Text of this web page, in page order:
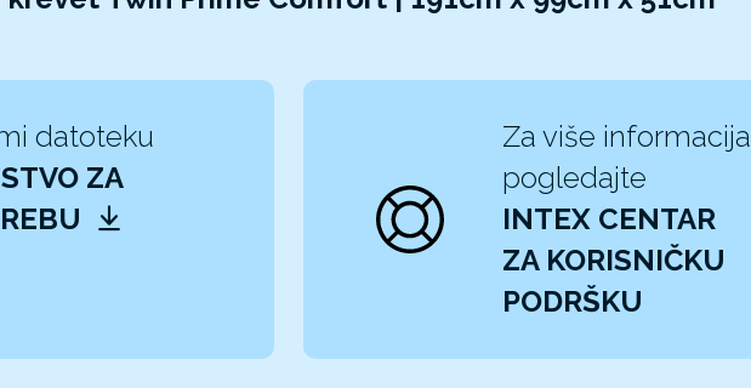
datoteku
ZA
Za više informacija
pogledajte
INTEX CENTAR
ZA KORISNIČKU
PODRŠKU